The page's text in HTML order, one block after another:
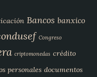
Bancos banxico
Congreso
criptomonedas crédito
personales documentos